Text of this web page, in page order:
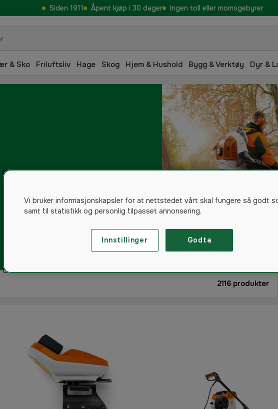
Siden 1911 Åpent kjøp i 30 dager Ingen toll eller momsgebyrer
& Sko Friluftsliv Hage Skog Hjem & Hushold Bygg & Verktøy Dyr &
2116 produkter
Vi bruker informasjonskapsler for at nettstedet vårt skal fungere så godt
samt til statistikk og personlig tilpasset annonsering.
Innstillinger Godta